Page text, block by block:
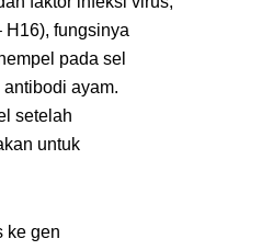
H16), fungsinya
pada sel
ayam.
setelah
untuk
ke gen